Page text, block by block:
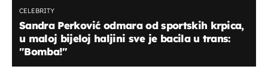
CELEBRITY
Sandra Perković odmara od sportskih krpica,
u maloj bijeloj haljini sve je bacila u trans:
"Bomba!"